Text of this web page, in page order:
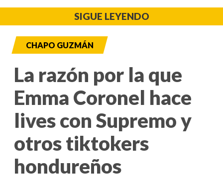
SIGUE LEYENDO
CHAPO GUZMÁN
La razón por la que
Emma Coronel hace
lives con Supremo y
otros tiktokers
hondureños